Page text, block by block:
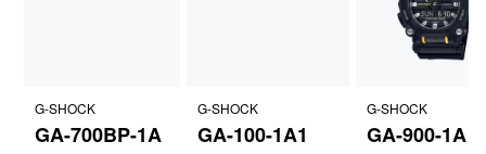
LED：白色
G-SHOCK
GA-700BP-1A
G-SHOCK
GA-100-1A1
G-SHOCK
GA-900-1A